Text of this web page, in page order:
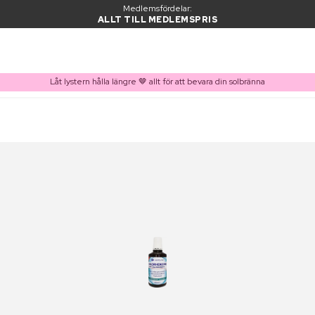
Medlemsfördelar:
ALLT TILL MEDLEMSPRIS
Låt lystern hålla längre 🤎 allt för att bevara din solbränna